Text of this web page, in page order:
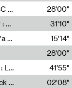
Radia Show #1107 : Art's Birthday 26 at ESC - Medien Kunst Labor
28'00"
Sous le paysage - Habiter les éléments #2 : Vers le tournant élémentaire
31'10"
Impossible de savoir combien de temps m'a échappé
15'14"
28'00"
Sous le paysage - Habiter les éléments #1 : Les éléments et les débordements du vivant
41'55"
Simb Gaïdé ou la danse du faux lion (Pierrick Mouton)
02'08"